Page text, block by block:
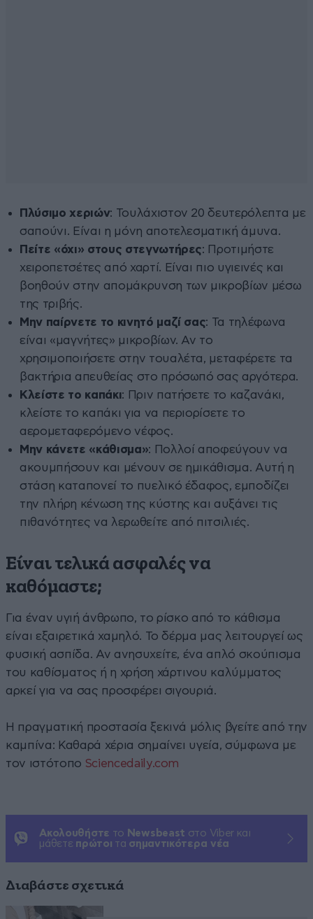
Πλύσιμο χεριών: Τουλάχιστον 20 δευτερόλεπτα με
σαπούνι. Είναι η μόνη αποτελεσματική άμυνα.
Πείτε «όχι» στους στεγνωτήρες: Προτιμήστε
χειροπετσέτες από χαρτί. Είναι πιο υγιεινές και
βοηθούν στην απομάκρυνση των μικροβίων μέσω
της τριβής.
Μην παίρνετε το κινητό μαζί σας: Τα τηλέφωνα
είναι «μαγνήτες» μικροβίων. Αν το
χρησιμοποιήσετε στην τουαλέτα, μεταφέρετε τα
βακτήρια απευθείας στο πρόσωπό σας αργότερα.
Κλείστε το καπάκι: Πριν πατήσετε το καζανάκι,
κλείστε το καπάκι για να περιορίσετε το
αερομεταφερόμενο νέφος.
Μην κάνετε «κάθισμα»: Πολλοί αποφεύγουν να
ακουμπήσουν και μένουν σε ημικάθισμα. Αυτή η
στάση καταπονεί το πυελικό έδαφος, εμποδίζει
την πλήρη κένωση της κύστης και αυξάνει τις
πιθανότητες να λερωθείτε από πιτσιλιές.
Είναι τελικά ασφαλές να
καθόμαστε;
Για έναν υγιή άνθρωπο, το ρίσκο από το κάθισμα
είναι εξαιρετικά χαμηλό. Το δέρμα μας λειτουργεί ως
φυσική ασπίδα. Αν ανησυχείτε, ένα απλό σκούπισμα
του καθίσματος ή η χρήση χάρτινου καλύμματος
αρκεί για να σας προσφέρει σιγουριά.
Η πραγματική προστασία ξεκινά μόλις βγείτε από την
καμπίνα: Καθαρά χέρια σημαίνει υγεία, σύμφωνα με
τον ιστότοπο Sciencedaily.com
Ακολουθήστε το Newsbeast στο Viber και
μάθετε πρώτοι τα σημαντικότερα νέα
Διαβάστε σχετικά